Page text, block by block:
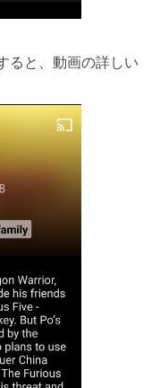
ると、動画の詳しい